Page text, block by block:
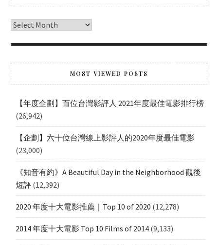
MOST VIEWED POSTS
【年度企劃】百位台灣影評人 2021年度最佳電影排行榜
(26,942)
【企劃】六十位台灣線上影評人的2020年度最佳電影
(23,000)
《知音有約》A Beautiful Day in the Neighborhood 觀後
短評 (12,392)
2020 年度十大電影推薦｜Top 10 of 2020 (12,278)
2014 年度十大電影 Top 10 Films of 2014 (9,133)